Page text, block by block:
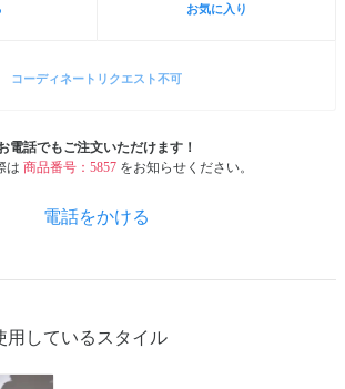
お気に入り
コーディネートリクエスト不可
電話でもご注文いただけます！
は 商品番号：5857 をお知らせください。
電話をかける
用しているスタイル